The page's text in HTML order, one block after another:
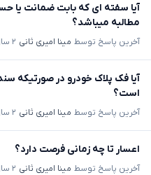
آیا سفته ای که بابت ضمانت یا
مطالبه میباشد؟
آخرین پاسخ توسط مینا امیری ثانی ۲ سال پیش
آیا فک پلاک خودرو در صورتیکه
است؟
آخرین پاسخ توسط مینا امیری ثانی ۲ سال پیش
اعسار تا چه زمانی فرصت دارد؟
آخرین پاسخ توسط مینا امیری ثانی ۲ سال پیش